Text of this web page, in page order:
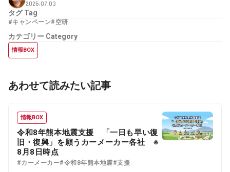
2026.07.03
タグTag
#キャンペーン#空研
カテゴリー Category
情報BOX
あわせて読みたい記事
情報BOX
令和8年熊本地震支援 「一日も早い復
旧・復興」を願うカーメーカー各社 ※
8月8日時点
#カーメーカー#令和8年熊本地震#支援